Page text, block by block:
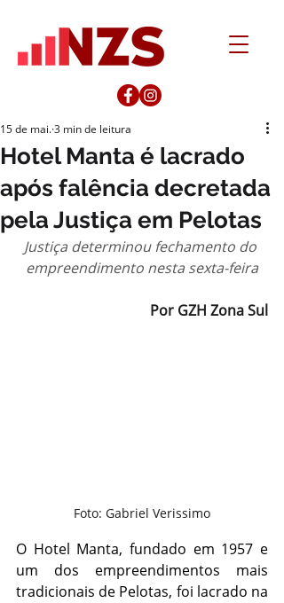
Hotel Manta é lacrado
após falência decretada
pela Justiça em Pelotas
15 de mai.3 min de leitura
Justiça determinou fechamento do
empreendimento nesta sexta-feira
Por GZH Zona Sul
Foto: Gabriel Verissimo
O Hotel Manta, fundado em 1957 e
um dos empreendimentos mais
tradicionais de Pelotas, foi lacrado na